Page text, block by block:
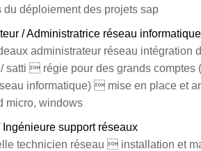
du déploiement des projets sap
/ Administratrice réseau informatique
administrateur réseau intégration
satti  régie pour des grands comptes
informatique)  mise en place et
micro, windows
Ingénieure support réseaux
technicien réseau  installation et